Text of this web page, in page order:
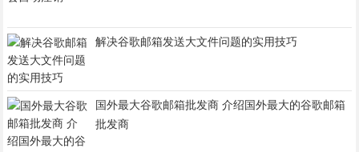
解决谷歌邮箱发送大文件问题的实用技巧
国外最大谷歌邮箱批发商 介绍国外最大的谷歌邮箱
批发商